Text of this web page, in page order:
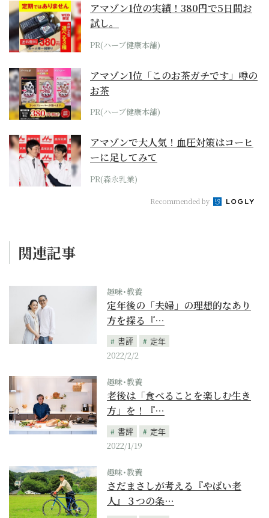
アマゾン1位の実績！380円で5日間お
試し。
PR(ハーブ健康本舗)
アマゾン1位「このお茶ガチです」噂の
お茶
PR(ハーブ健康本舗)
アマゾンで大人気！血圧対策はコーヒ
ーに足してみて
PR(森永乳業)
Recommended by
関連記事
趣味･教養
定年後の「夫婦」の理想的なあり
方を探る『…
書評
定年
2022/2/2
趣味･教養
老後は「食べることを楽しむ生き
方」を！『…
書評
定年
2022/1/19
趣味･教養
さだまさしが考える『やばい老
人』３つの条…